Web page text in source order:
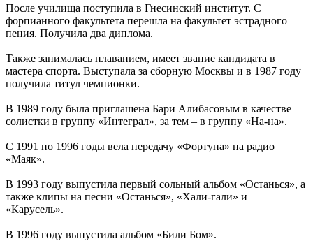
После училища поступила в Гнесинский институт. С
форпианного факультета перешла на факультет эстрадного
пения. Получила два диплома.
Также занималась плаванием, имеет звание кандидата в
мастера спорта. Выступала за сборную Москвы и в 1987 году
получила титул чемпионки.
В 1989 году была приглашена Бари Алибасовым в качестве
солистки в группу «Интеграл», за тем – в группу «На-на».
С 1991 по 1996 годы вела передачу «Фортуна» на радио
«Маяк».
В 1993 году выпустила первый сольный альбом «Останься», а
также клипы на песни «Останься», «Хали-гали» и
«Карусель».
В 1996 году выпустила альбом «Били Бом».